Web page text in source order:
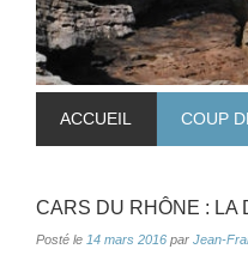
ACCUEIL COUP
CARS DU RHÔNE : LA
Posté le 14 mars 2016 par Jean-